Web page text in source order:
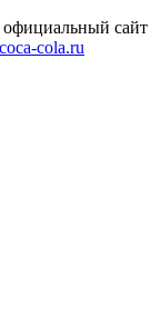
сайт
cola.ru